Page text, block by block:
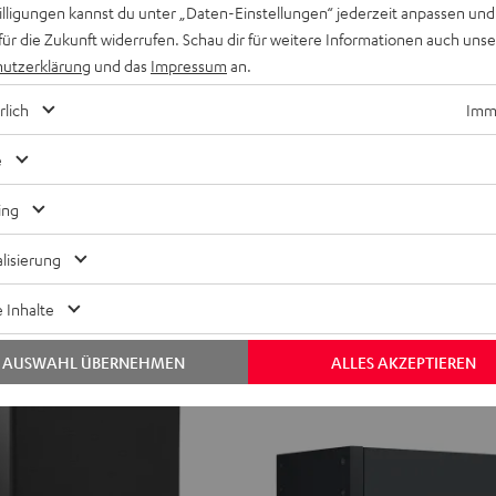
Frontfire- oder Downfire-
CONCEPT
8
Schwarz
CONCEPT 8 Subwoofer
5.1-Mehrkanal-Subwoofer mit
für tiefen Kickbass bis 33 Hz, hohe
349, €Letzter niedrigster Preis
kannst du unter „Daten-Einstellungen“ jederzeit anpassen
die Zukunft widerrufen. Schau dir für weitere Informationen auch
und das Impressum an.
Inhalte
ALLES AKZEPTIEREN
AUSWAHL ÜBERNEHMEN